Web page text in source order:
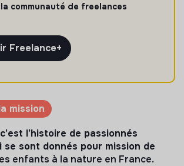
communauté de freelances
Freelance+
mission
l’histoire de passionnés
se sont donnés pour mission de
enfants à la nature en France.